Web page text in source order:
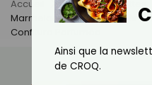
Accueil Actus
Recettes
Marmelade D’orange Amère :
Confiture Parfumée
Ainsi que la
de CROQ.